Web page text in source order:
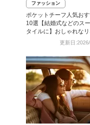
ファッション
ポケットチーフ人気お
10選【結婚式などのス
タイルに】おしゃれな
更新日